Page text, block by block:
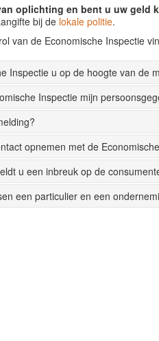
oplichting en bent u uw geld
bij de lokale politie.
van de Economische Inspectie
Inspectie u op de hoogte van de
Inspectie mijn
opnemen met de
u een inbreuk op de
een particulier en een